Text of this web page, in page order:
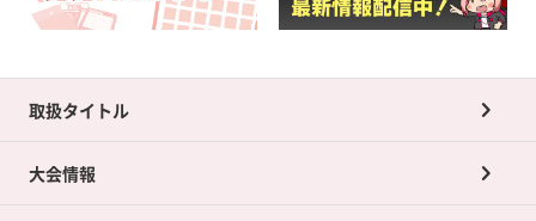
取扱タイトル
大会情報